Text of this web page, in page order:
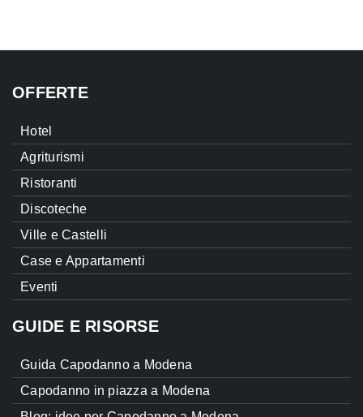
OFFERTE
Hotel
Agriturismi
Ristoranti
Discoteche
Ville e Castelli
Case e Appartamenti
Eventi
GUIDE E RISORSE
Guida Capodanno a Modena
Capodanno in piazza a Modena